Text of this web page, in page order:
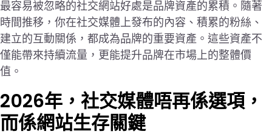
最容易被忽略的社交網站好處是品牌資產的累積。隨著
時間推移，你在社交媒體上發布的內容、積累的粉絲、
建立的互動關係，都成為品牌的重要資產。這些資產不
僅能帶來持續流量，更能提升品牌在市場上的整體價
值。
2026年，社交媒體唔再係選項，
而係網站生存關鍵